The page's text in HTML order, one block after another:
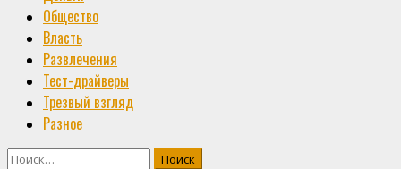
Общество
Власть
Развлечения
Тест-драйверы
Трезвый взгляд
Разное
Найти: